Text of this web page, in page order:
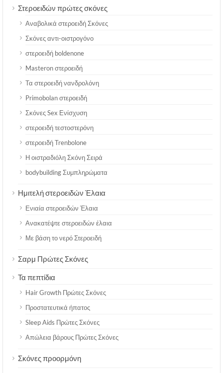
Στεροειδών πρώτες σκόνες
Αναβολικά στεροειδή Σκόνες
Σκόνες αντι-οιστρογόνο
στεροειδή boldenone
Masteron στεροειδή
Τα στεροειδή νανδρολόνη
Primobolan στεροειδή
Σκόνες Sex Ενίσχυση
στεροειδή τεστοστερόνη
στεροειδή Trenbolone
Η οιστραδιόλη Σκόνη Σειρά
bodybuilding Συμπληρώματα
Ημιτελή στεροειδών Έλαια
Ενιαία στεροειδών Έλαια
Ανακατέψτε στεροειδών έλαια
Με βάση το νερό Στεροειδή
Σαρμ Πρώτες Σκόνες
Τα πεπτίδια
Hair Growth Πρώτες Σκόνες
Προστατευτικά ήπατος
Sleep Aids Πρώτες Σκόνες
Απώλεια βάρους Πρώτες Σκόνες
Σκόνες προορμόνη